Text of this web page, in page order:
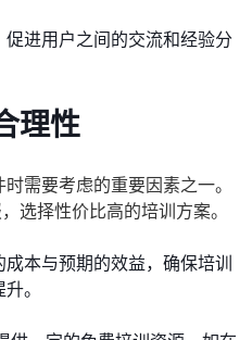
促进用户之间的交流和经验分
理性
需要考虑的重要因素之一。
选择性价比高的培训方案。
成本与预期的效益，确保培训
。